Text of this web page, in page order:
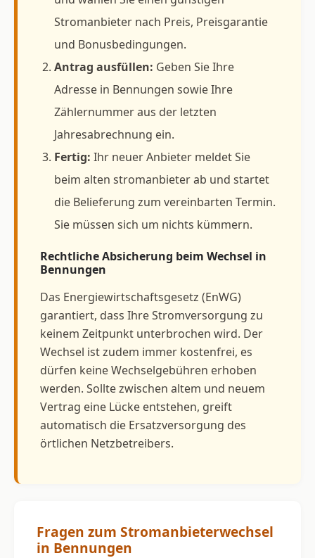
Stromanbieter nach Preis, Preisgarantie
und Bonusbedingungen.
Antrag ausfüllen: Geben Sie Ihre
Adresse in Bennungen sowie Ihre
Zählernummer aus der letzten
Jahresabrechnung ein.
Fertig: Ihr neuer Anbieter meldet Sie
beim alten stromanbieter ab und startet
die Belieferung zum vereinbarten Termin.
Sie müssen sich um nichts kümmern.
Rechtliche Absicherung beim Wechsel in
Bennungen
Das Energiewirtschaftsgesetz (EnWG)
garantiert, dass Ihre Stromversorgung zu
keinem Zeitpunkt unterbrochen wird. Der
Wechsel ist zudem immer kostenfrei, es
dürfen keine Wechselgebühren erhoben
werden. Sollte zwischen altem und neuem
Vertrag eine Lücke entstehen, greift
automatisch die Ersatzversorgung des
örtlichen Netzbetreibers.
Fragen zum Stromanbieterwechsel
in Bennungen